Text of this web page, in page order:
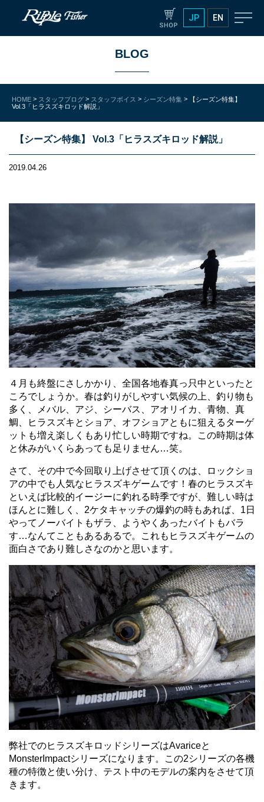
JP EN
BLOG
HOME > スタッフブログ > スタッフボイス > シーズン特集 >
【シーズン特集】
Vol.3「ヒラスズキロッド解説」
【シーズン特集】 Vol.3「ヒラスズキロッド解説」
2019.04.26
４月も終盤にさしかかり、全国各地春真っ只中といったと
ころでしょうか。春は釣りがしやすい気候の上、釣り物も
多く、メバル、アジ、シーバス、アオリイカ、青物、真
鯛、ヒラスズキとショア、オフショアともに狙えるターゲ
ットも増え楽しくもあり忙しい時期ですね。この時期は体
と休みがいくらあっても足りません…笑。
さて、その中で今回取り上げさせて頂くのは、ロックショ
アの中でも人気なヒラスズキゲームです！春のヒラスズキ
といえば比較的イージーに釣れる時季ですが、難しい時は
ほんとに難しく、2ケタキャッチの爆釣の時もあれば、1日
やってノーバイトもザラ、ようやくあったバイトもバラ
す…なんてこともあるあるで。これもヒラスズキゲームの
面白さであり難しさなのかと思います。
弊社でのヒラスズキロッドシリーズはAvariceと
MonsterImpactシリーズになります。この2シリーズの各機
種の特徴と使い分け、テスト中のモデルの案内をさせて頂
きます。